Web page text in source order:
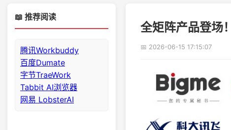
📖 推荐阅读
腾讯Workbuddy
百度Dumate
字节TraeWork
Tabbit AI浏览器
网易 LobsterAI
全矩阵产品登场
📅 2026-06-15 17:15:07